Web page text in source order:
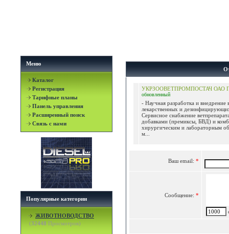
Меню
Каталог
Регистрация
Тарифные планы
Панель управления
Расширенный поиск
Связь с нами
Популярные категории
ЖИВОТНОВОДСТВО
(32448 Просмотров)
УКРЗООВЕТПРОМПОСТАЧ ОАО
обновленный
- Научная разработка и внедрение
лекарственных и
Сервисное снабжение
добавками (премиксы, БВД) и
хирургическим и лабораторным
м...
Ваш email: *
Сообщение: *